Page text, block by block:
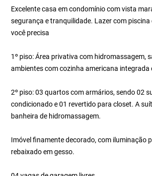
Excelente casa em condomínio com vista
segurança e tranquilidade. Lazer com piscina
você precisa
1º piso: Área privativa com hidromassagem,
ambientes com cozinha americana integrada
2º piso: 03 quartos com armários, sendo 02
condicionado e 01 revertido para closet. A
banheira de hidromassagem.
Imóvel finamente decorado, com iluminação
rebaixado em gesso.